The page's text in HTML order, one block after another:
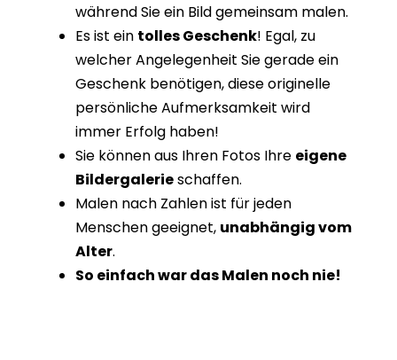
während Sie ein Bild gemeinsam malen.
Es ist ein tolles Geschenk! Egal, zu
welcher Angelegenheit Sie gerade ein
Geschenk benötigen, diese originelle
persönliche Aufmerksamkeit wird
immer Erfolg haben!
Sie können aus Ihren Fotos Ihre eigene
Bildergalerieschaffen.
Malen nach Zahlen ist für jeden
Menschen geeignet, unabhängig vom
Alter.
So einfach war das Malen noch nie!